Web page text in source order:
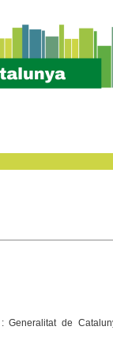
Generalitat de